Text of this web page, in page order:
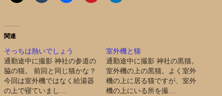
関連
そっちは熱いでしょう
通勤途中に撮影 神社の参道の
脇の猫。 前回と同じ猫かな？
今回は室外機ではなく給湯器
の上で寝ていまし…
室外機と猫
通勤途中に撮影 神社の黒猫。
室外機の上の黒猫。よく室外
機の上に居る猫ですが、室外
機の上にいる所を撮…